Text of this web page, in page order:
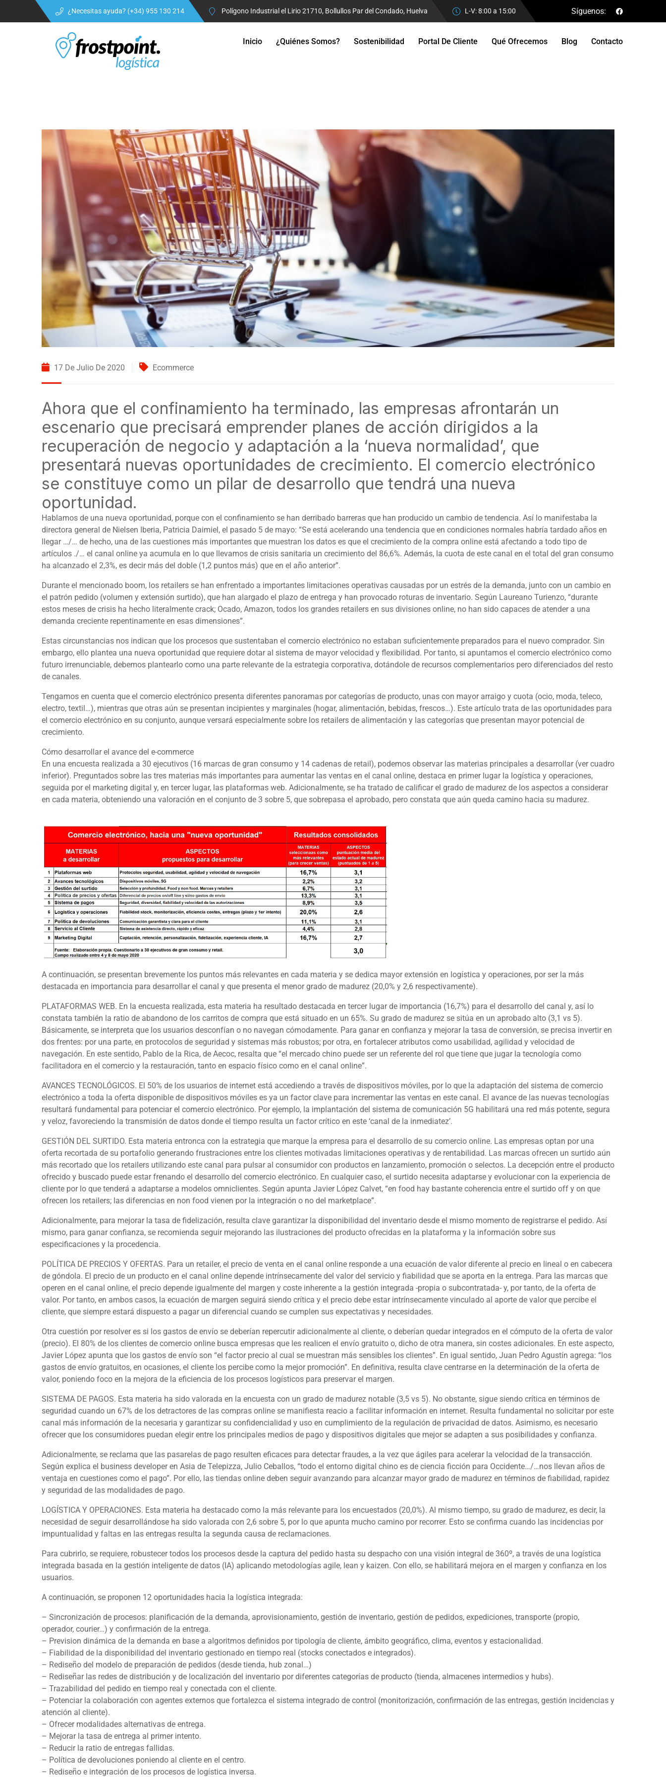
¿Necesitas ayuda? (+34) 955 130 214 Polígono Industrial el Lirio 21710, Bollullos Par del Condado, Huelva L-V: 8:00 a 15:00 Síguenos:
Inicio ¿Quiénes Somos? Sostenibilidad Portal De Cliente Qué Ofrecemos Blog Contacto
17 De Julio De 2020 Ecommerce
Ahora que el confinamiento ha terminado, las empresas afrontarán un
escenario que precisará emprender planes de acción dirigidos a la
recuperación de negocio y adaptación a la ‘nueva normalidad’, que
presentará nuevas oportunidades de crecimiento. El comercio electrónico
se constituye como un pilar de desarrollo que tendrá una nueva
oportunidad.
Hablamos de una nueva oportunidad, porque con el confinamiento se han derribado barreras que han producido un cambio de tendencia. Así lo manifestaba la
directora general de Nielsen Iberia, Patricia Daimiel, el pasado 5 de mayo: “Se está acelerando una tendencia que en condiciones normales habría tardado años en
llegar …/… de hecho, una de las cuestiones más importantes que muestran los datos es que el crecimiento de la compra online está afectando a todo tipo de
artículos ./… el canal online ya acumula en lo que llevamos de crisis sanitaria un crecimiento del 86,6%. Además, la cuota de este canal en el total del gran consumo
ha alcanzado el 2,3%, es decir más del doble (1,2 puntos más) que en el año anterior”.
Durante el mencionado boom, los retailers se han enfrentado a importantes limitaciones operativas causadas por un estrés de la demanda, junto con un cambio en
el patrón pedido (volumen y extensión surtido), que han alargado el plazo de entrega y han provocado roturas de inventario. Según Laureano Turienzo, “durante
estos meses de crisis ha hecho literalmente crack; Ocado, Amazon, todos los grandes retailers en sus divisiones online, no han sido capaces de atender a una
demanda creciente repentinamente en esas dimensiones”.
Estas circunstancias nos indican que los procesos que sustentaban el comercio electrónico no estaban suficientemente preparados para el nuevo comprador. Sin
embargo, ello plantea una nueva oportunidad que requiere dotar al sistema de mayor velocidad y flexibilidad. Por tanto, si apuntamos el comercio electrónico como
futuro irrenunciable, debemos plantearlo como una parte relevante de la estrategia corporativa, dotándole de recursos complementarios pero diferenciados del resto
de canales.
Tengamos en cuenta que el comercio electrónico presenta diferentes panoramas por categorías de producto, unas con mayor arraigo y cuota (ocio, moda, teleco,
electro, textil…), mientras que otras aún se presentan incipientes y marginales (hogar, alimentación, bebidas, frescos…). Este artículo trata de las oportunidades para
el comercio electrónico en su conjunto, aunque versará especialmente sobre los retailers de alimentación y las categorías que presentan mayor potencial de
crecimiento.
Cómo desarrollar el avance del e-commerce
En una encuesta realizada a 30 ejecutivos (16 marcas de gran consumo y 14 cadenas de retail), podemos observar las materias principales a desarrollar (ver cuadro
inferior). Preguntados sobre las tres materias más importantes para aumentar las ventas en el canal online, destaca en primer lugar la logística y operaciones,
seguida por el marketing digital y, en tercer lugar, las plataformas web. Adicionalmente, se ha tratado de calificar el grado de madurez de los aspectos a considerar
en cada materia, obteniendo una valoración en el conjunto de 3 sobre 5, que sobrepasa el aprobado, pero constata que aún queda camino hacia su madurez.
A continuación, se presentan brevemente los puntos más relevantes en cada materia y se dedica mayor extensión en logística y operaciones, por ser la más
destacada en importancia para desarrollar el canal y que presenta el menor grado de madurez (20,0% y 2,6 respectivamente).
PLATAFORMAS WEB. En la encuesta realizada, esta materia ha resultado destacada en tercer lugar de importancia (16,7%) para el desarrollo del canal y, así lo
constata también la ratio de abandono de los carritos de compra que está situado en un 65%. Su grado de madurez se sitúa en un aprobado alto (3,1 vs 5).
Básicamente, se interpreta que los usuarios desconfían o no navegan cómodamente. Para ganar en confianza y mejorar la tasa de conversión, se precisa invertir en
dos frentes: por una parte, en protocolos de seguridad y sistemas más robustos; por otra, en fortalecer atributos como usabilidad, agilidad y velocidad de
navegación. En este sentido, Pablo de la Rica, de Aecoc, resalta que “el mercado chino puede ser un referente del rol que tiene que jugar la tecnología como
facilitadora en el comercio y la restauración, tanto en espacio físico como en el canal online”.
AVANCES TECNOLÓGICOS. El 50% de los usuarios de internet está accediendo a través de dispositivos móviles, por lo que la adaptación del sistema de comercio
electrónico a toda la oferta disponible de dispositivos móviles es ya un factor clave para incrementar las ventas en este canal. El avance de las nuevas tecnologías
resultará fundamental para potenciar el comercio electrónico. Por ejemplo, la implantación del sistema de comunicación 5G habilitará una red más potente, segura
y veloz, favoreciendo la transmisión de datos donde el tiempo resulta un factor crítico en este ‘canal de la inmediatez’.
GESTIÓN DEL SURTIDO. Esta materia entronca con la estrategia que marque la empresa para el desarrollo de su comercio online. Las empresas optan por una
oferta recortada de su portafolio generando frustraciones entre los clientes motivadas limitaciones operativas y de rentabilidad. Las marcas ofrecen un surtido aún
más recortado que los retailers utilizando este canal para pulsar al consumidor con productos en lanzamiento, promoción o selectos. La decepción entre el producto
ofrecido y buscado puede estar frenando el desarrollo del comercio electrónico. En cualquier caso, el surtido necesita adaptarse y evolucionar con la experiencia de
cliente por lo que tenderá a adaptarse a modelos omniclientes. Según apunta Javier López Calvet, “en food hay bastante coherencia entre el surtido off y on que
ofrecen los retailers; las diferencias en non food vienen por la integración o no del marketplace”.
Adicionalmente, para mejorar la tasa de fidelización, resulta clave garantizar la disponibilidad del inventario desde el mismo momento de registrarse el pedido. Así
mismo, para ganar confianza, se recomienda seguir mejorando las ilustraciones del producto ofrecidas en la plataforma y la información sobre sus
especificaciones y la procedencia.
POLÍTICA DE PRECIOS Y OFERTAS. Para un retailer, el precio de venta en el canal online responde a una ecuación de valor diferente al precio en lineal o en cabecera
de góndola. El precio de un producto en el canal online depende intrínsecamente del valor del servicio y fiabilidad que se aporta en la entrega. Para las marcas que
operen en el canal online, el precio depende igualmente del margen y coste inherente a la gestión integrada -propia o subcontratada- y, por tanto, de la oferta de
valor. Por tanto, en ambos casos, la ecuación de margen seguirá siendo crítica y el precio debe estar intrínsecamente vinculado al aporte de valor que percibe el
cliente, que siempre estará dispuesto a pagar un diferencial cuando se cumplen sus expectativas y necesidades.
Otra cuestión por resolver es si los gastos de envío se deberían repercutir adicionalmente al cliente, o deberían quedar integrados en el cómputo de la oferta de valor
(precio). El 80% de los clientes de comercio online busca empresas que les realicen el envío gratuito o, dicho de otra manera, sin costes adicionales. En este aspecto,
Javier López apunta que los gastos de envío son “el factor precio al cual se muestran más sensibles los clientes”. En igual sentido, Juan Pedro Agustín agrega: “los
gastos de envío gratuitos, en ocasiones, el cliente los percibe como la mejor promoción”. En definitiva, resulta clave centrarse en la determinación de la oferta de
valor, poniendo foco en la mejora de la eficiencia de los procesos logísticos para preservar el margen.
SISTEMA DE PAGOS. Esta materia ha sido valorada en la encuesta con un grado de madurez notable (3,5 vs 5). No obstante, sigue siendo crítica en términos de
seguridad cuando un 67% de los detractores de las compras online se manifiesta reacio a facilitar información en internet. Resulta fundamental no solicitar por este
canal más información de la necesaria y garantizar su confidencialidad y uso en cumplimiento de la regulación de privacidad de datos. Asimismo, es necesario
ofrecer que los consumidores puedan elegir entre los principales medios de pago y dispositivos digitales que mejor se adapten a sus posibilidades y confianza.
Adicionalmente, se reclama que las pasarelas de pago resulten eficaces para detectar fraudes, a la vez que ágiles para acelerar la velocidad de la transacción.
Según explica el business developeren Asia de Telepizza, Julio Ceballos, “todo el entorno digital chino es de ciencia ficción para Occidente…/…nos llevan años de
ventaja en cuestiones como el pago”. Por ello, las tiendas online deben seguir avanzando para alcanzar mayor grado de madurez en términos de fiabilidad, rapidez
y seguridad de las modalidades de pago.
LOGÍSTICA Y OPERACIONES. Esta materia ha destacado como la más relevante para los encuestados (20,0%). Al mismo tiempo, su grado de madurez, es decir, la
necesidad de seguir desarrollándose ha sido valorada con 2,6 sobre 5, por lo que apunta mucho camino por recorrer. Esto se confirma cuando las incidencias por
impuntualidad y faltas en las entregas resulta la segunda causa de reclamaciones.
Para cubrirlo, se requiere, robustecer todos los procesos desde la captura del pedido hasta su despacho con una visión integral de 360º, a través de una logística
integrada basada en la gestión inteligente de datos (IA) aplicando metodologías agile, lean y kaizen. Con ello, se habilitará mejora en el margen y confianza en los
usuarios.
A continuación, se proponen 12 oportunidades hacia la logística integrada:
– Sincronización de procesos: planificación de la demanda, aprovisionamiento, gestión de inventario, gestión de pedidos, expediciones, transporte (propio,
operador, courier…) y confirmación de la entrega.
– Prevision dinámica de la demanda en base a algoritmos definidos por tipología de cliente, ámbito geográfico, clima, eventos y estacionalidad.
– Fiabilidad de la disponibilidad del inventario gestionado en tiempo real (stocks conectados e integrados).
– Rediseño del modelo de preparación de pedidos (desde tienda, hub zonal…)
– Rediseñar las redes de distribución y de localización del inventario por diferentes categorías de producto (tienda, almacenes intermedios y hubs).
– Trazabilidad del pedido en tiempo real y conectada con el cliente.
– Potenciar la colaboración con agentes externos que fortalezca el sistema integrado de control (monitorización, confirmación de las entregas, gestión incidencias y
atención al cliente).
– Ofrecer modalidades alternativas de entrega.
– Mejorar la tasa de entrega al primer intento.
– Reducir la ratio de entregas fallidas.
– Política de devoluciones poniendo al cliente en el centro.
– Rediseño e integración de los procesos de logística inversa.